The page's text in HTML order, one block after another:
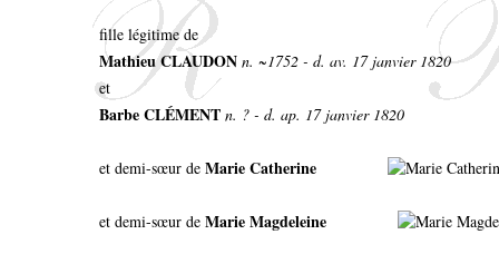
fille légitime de
Mathieu CLAUDON n. ~1752 - d. av. 17 janvier 1820
et
Barbe CLÉMENT n. ? - d. ap. 17 janvier 1820
et demi-sœur de Marie Catherine
et demi-sœur de Marie Magdeleine